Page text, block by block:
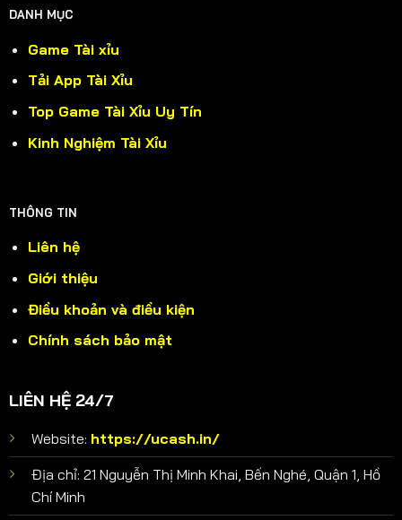
DANH MỤC
Game Tài xỉu
Tải App Tài Xỉu
Top Game Tài Xỉu Uy Tín
Kinh Nghiệm Tài Xỉu
THÔNG TIN
Liên hệ
Giới thiệu
Điều khoản và điều kiện
Chính sách bảo mật
LIÊN HỆ 24/7
Website: https://ucash.in/
Địa chỉ: 21 Nguyễn Thị Minh Khai, Bến Nghé, Quận 1, Hồ
Chí Minh